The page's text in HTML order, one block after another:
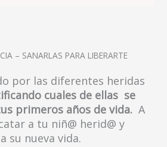
– SANARLAS PARA LIBERARTE
por las diferentes heridas
cuales de ellas se
primeros años de vida. A
a tu niñ@ herid@ y
su nueva vida.